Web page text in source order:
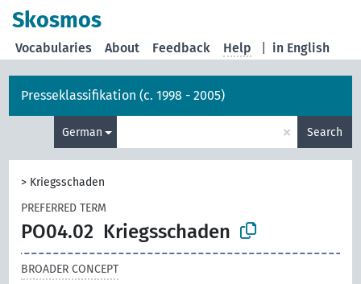
Skosmos
in English
Vocabularies About Feedback Help
Presseklassifikation (c. 1998 - 2005)
German × Search
> Kriegsschaden
PREFERRED TERM
PO04.02 Kriegsschaden
BROADER CONCEPT